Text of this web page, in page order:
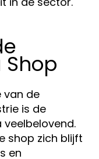
van de
is de
shop zich blijft
en